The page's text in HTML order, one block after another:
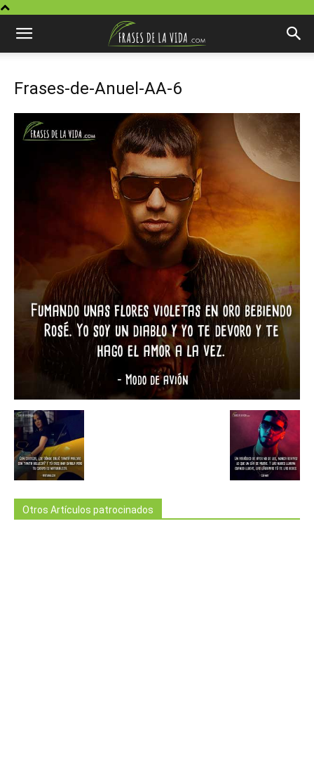
Frases-de-Anuel-AA-6
Otros Artículos patrocinados